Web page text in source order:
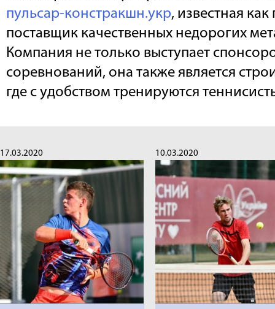
пульсар-констракшн.укр, известная
поставщик качественных недорогих
Компания не только выступает
соревнований, она также является
где с удобством тренируются
17.03.2020 10.03.2020